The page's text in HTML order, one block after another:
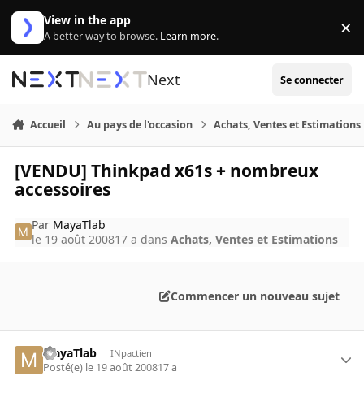
Aller au contenu
View in the app
A better way to browse. Learn more. ×
Next Se connecter
Accueil Au pays de l'occasion Achats, Ventes et Estimations
[VENDU] Thinkpad x61s + nombreux
accessoires
Par MayaTlab
le 19 août 200817 a dansAchats, Ventes et Estimations
Commencer un nouveau sujet
MayaTlab INpactien
Posté(e) le 19 août 200817 a